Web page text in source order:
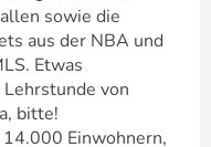
sowie die
aus der NBA und
Etwas
von
bitte!
Einwohnern,